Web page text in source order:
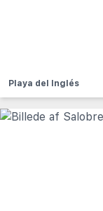
Playa del Inglés